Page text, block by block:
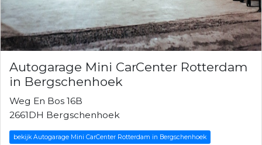
Autogarage Mini CarCenter Rotterdam
in Bergschenhoek
Weg En Bos 16B
2661DH Bergschenhoek
bekijk Autogarage Mini CarCenter Rotterdam in Bergschenhoek